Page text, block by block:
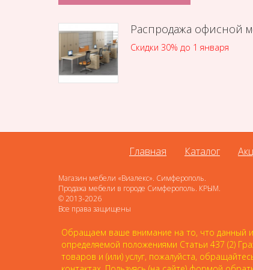
Распродажа офисной
Скидки 30% до 1 января
Главная Каталог
Магазин мебели «Виалекс». Симферополь.
Продажа мебели в городе Симферополь. КРЫМ.
© 2013-2026
Все права защищены
Обращаем ваше внимание на то, что данный
определяемой положениями Статьи 437 (2)
товаров и (или) услуг, пожалуйста,